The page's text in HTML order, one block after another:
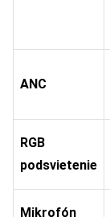
ANC
RGB
podsvietenie
Mikrofón